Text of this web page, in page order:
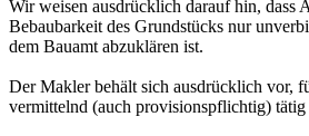
Wir weisen ausdrücklich darauf hin, dass
Bebaubarkeit des Grundstücks nur
dem Bauamt abzuklären ist.
Der Makler behält sich ausdrücklich vor,
vermittelnd (auch provisionspflichtig) tätig